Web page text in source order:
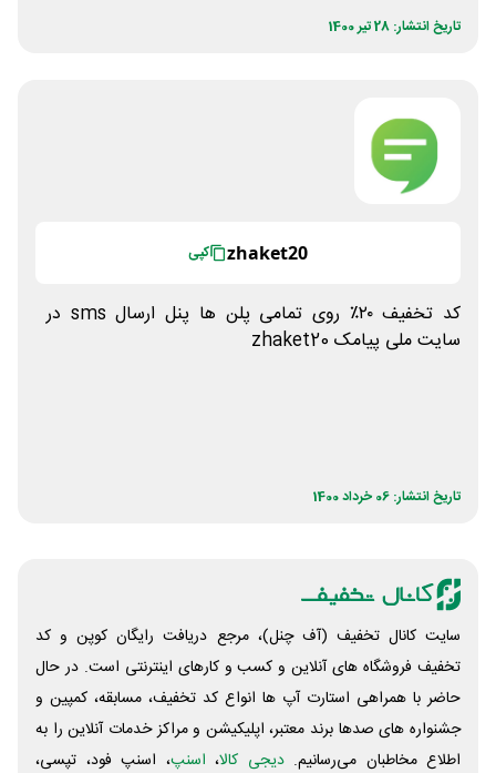
تاریخ انتشار: 28 تیر 1400
zhaket20 کپی
کد تخفیف ۲۰٪ روی تمامی پلن ها پنل ارسال sms در
سایت ملی پیامک zhaket20
تاریخ انتشار: 06 خرداد 1400
سایت کانال تخفیف (آف چنل)، مرجع دریافت رایگان کوپن و کد
تخفیف فروشگاه های آنلاین و کسب و‌ کارهای اینترنتی است. در حال
حاضر با همراهی استارت آپ ها انواع کد تخفیف، مسابقه، کمپین و
جشنواره های صدها برند معتبر، اپلیکیشن و مراکز خدمات آنلاین را به
اطلاع مخاطبان می‌رسانیم. دیجی کالا، اسنپ، اسنپ فود، تپسی،